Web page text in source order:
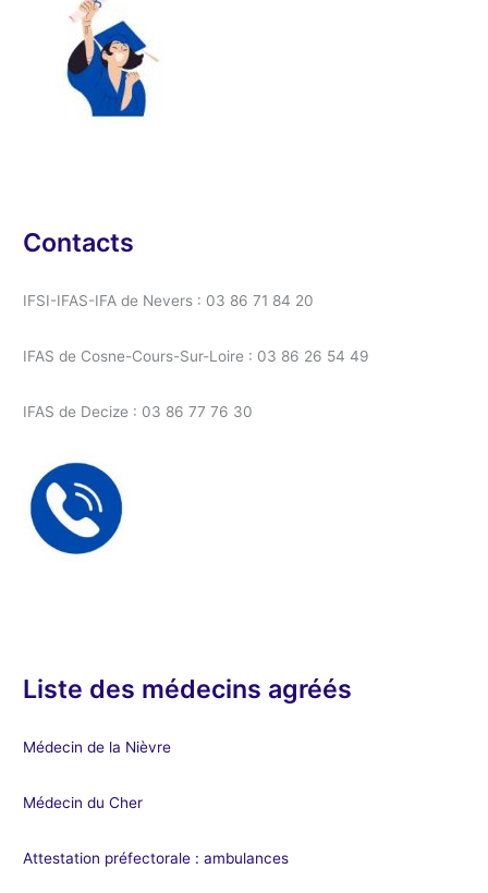
Contacts
IFSI-IFAS-IFA de Nevers : 03 86 71 84 20
IFAS de Cosne-Cours-Sur-Loire : 03 86 26 54 49
IFAS de Decize : 03 86 77 76 30
Liste des médecins agréés
Médecin de la Nièvre
Médecin du Cher
Attestation préfectorale : ambulances